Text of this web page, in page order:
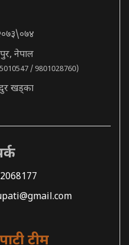
नेपाल
/ 9801028760)
खड्का
टीम